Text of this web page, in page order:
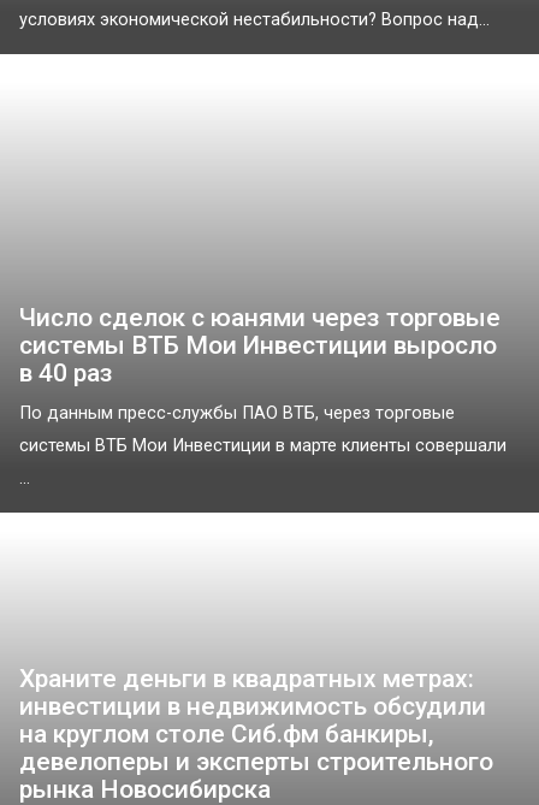
условиях экономической нестабильности? Вопрос над...
Число сделок с юанями через торговые
системы ВТБ Мои Инвестиции выросло
в 40 раз
По данным пресс-службы ПАО ВТБ, через торговые
системы ВТБ Мои Инвестиции в марте клиенты совершали
...
Храните деньги в квадратных метрах:
инвестиции в недвижимость обсудили
на круглом столе Сиб.фм банкиры,
девелоперы и эксперты строительного
рынка Новосибирска